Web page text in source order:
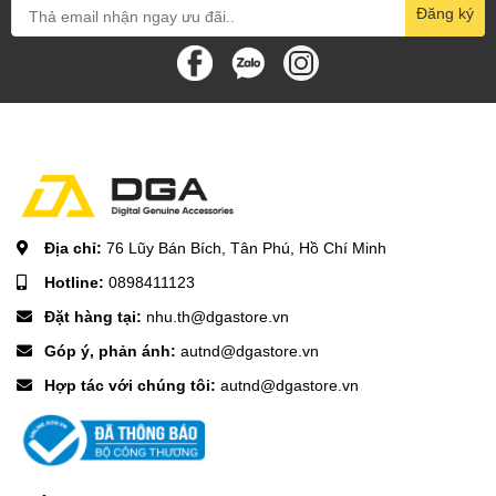
Đăng ký
Địa chỉ: 76 Lũy Bán Bích, Tân Phú, Hồ Chí Minh
Hotline: 0898411123
Đặt hàng tại: nhu.th@dgastore.vn
Góp ý, phản ánh: autnd@dgastore.vn
Hợp tác với chúng tôi: autnd@dgastore.vn